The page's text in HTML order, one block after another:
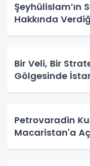
Şeyhülislam’ın
Hakkında
Bir Veli, Bir
Gölgesinde
Petrovaradin
Macaristan'a